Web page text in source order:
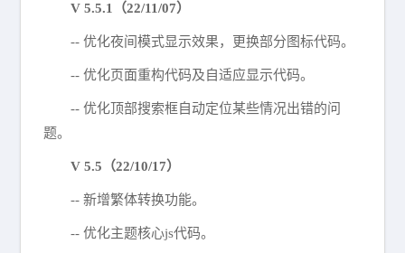
V 5.5.1（22/11/07）
-- 优化夜间模式显示效果，更换部分图标代码。
-- 优化页面重构代码及自适应显示代码。
-- 优化顶部搜索框自动定位某些情况出错的问
题。
V 5.5（22/10/17）
-- 新增繁体转换功能。
-- 优化主题核心js代码。